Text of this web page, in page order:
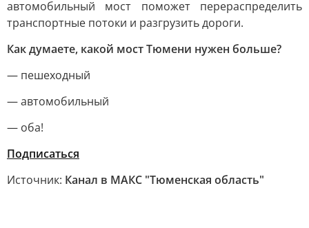
автомобильный мост поможет перераспределить
транспортные потоки и разгрузить дороги.
Как думаете, какой мост Тюмени нужен больше?
— пешеходный
— автомобильный
— оба!
Подписаться
Источник: Канал в МАКС "Тюменская область"